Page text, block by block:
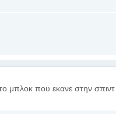
μπλοκ που εκανε στην σπιντ